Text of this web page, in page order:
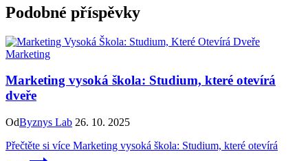
Podobné příspěvky
Marketing
Marketing vysoká škola: Studium, které otevírá
dveře
OdByznys Lab 26. 10. 2025
Přečtěte si více Marketing vysoká škola: Studium, které otevírá